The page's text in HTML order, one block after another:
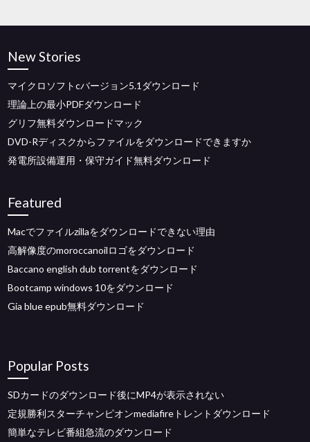
New Stories
マイクロソフトcバージョン5.1ダウンロード
理論上の最小PDFダウンロード
グリフ無料ダウンロードマック
DVD-Rディスクからファイルをダウンロードできますか
発電所設備運用・保守ガイド無料ダウンロード
Featured
Macでファイルzillaをダウンロードできない理由
高解像度のmoroccanoilロゴをダウンロード
Baccano english dub torrentをダウンロード
Bootcamp windows 10をダウンロード
Gia blue epub無料ダウンロード
Popular Posts
SDカードのダウンロード後にMP4が表示されない
定規勝利スターチャンピオンmediafireトレントダウンロード
簡単なテレビ番組急流のダウンロード